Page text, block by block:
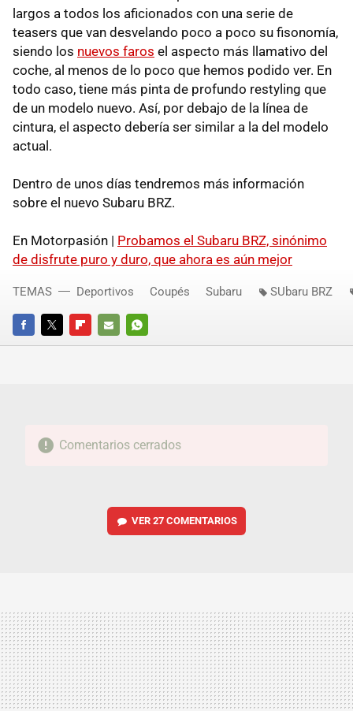
largos a todos los aficionados con una serie de
teasers que van desvelando poco a poco su fisonomía,
siendo los nuevos faros el aspecto más llamativo del
coche, al menos de lo poco que hemos podido ver. En
todo caso, tiene más pinta de profundo restyling que
de un modelo nuevo. Así, por debajo de la línea de
cintura, el aspecto debería ser similar a la del modelo
actual.
Dentro de unos días tendremos más información
sobre el nuevo Subaru BRZ.
En Motorpasión | Probamos el Subaru BRZ, sinónimo
de disfrute puro y duro, que ahora es aún mejor
FACEBOOKTWITTERFLIPBOARD
E-
WHATSAPP
TEMAS Deportivos Coupés Subaru SUbaru BRZ
Comentarios cerrados
VER 27 COMENTARIOS